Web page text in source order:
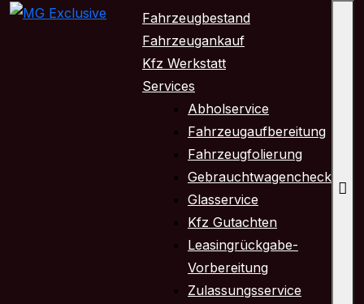
Skip
Fahrzeugbestand
Fahrzeugankauf
Kfz Werkstatt
Services
Abholservice
Fahrzeugaufbereitung
Fahrzeugfolierung
Gebrauchtwagencheck
Glasservice
Kfz Gutachten
Leasingrückgabe-
Vorbereitung
Zulassungsservice